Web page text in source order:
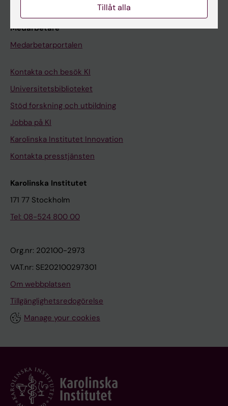
Medarbetare
Medarbetarportalen
Kontakta och besök KI
Universitetsbiblioteket
Stöd forskning och utbildning
Jobba på KI
Karolinska Institutet Innovation
Kontakta presstjänsten
Karolinska Institutet
171 77 Stockholm
Tel: 08-524 800 00
Org.nr: 202100-2973
VAT.nr: SE202100297301
Om webbplatsen
Tillgänglighetsredogörelse
Manage your cookies
Tillåt alla